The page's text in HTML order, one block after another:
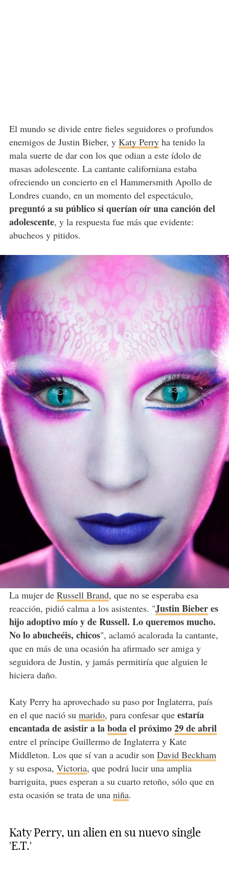
El mundo se divide entre fieles seguidores o profundos
enemigos de Justin Bieber, y Katy Perryha tenido la
mala suerte de dar con los que odian a este ídolo de
masas adolescente. La cantante californiana estaba
ofreciendo un concierto en el Hammersmith Apollo de
Londres cuando, en un momento del espectáculo,
preguntó a su público si querían oír una canción del
adolescente, y la respuesta fue más que evidente:
abucheos y pitidos.
La mujer de Russell Brand, que no se esperaba esa
reacción, pidió calma a los asistentes. "Justin Bieberes
hijo adoptivo mío y de Russell. Lo queremos mucho.
No lo abucheéis, chicos", aclamó acalorada la cantante,
que en más de una ocasión ha afirmado ser amiga y
seguidora de Justin, y jamás permitiría que alguien le
hiciera daño.
Katy Perry ha aprovechado su paso por Inglaterra, país
en el que nació su marido, para confesar que estaría
encantada de asistir a labodael próximo29 de abril
entre el príncipe Guillermo de Inglaterra y Kate
Middleton. Los que sí van a acudir son David Beckham
y su esposa, Victoria, que podrá lucir una amplia
barriguita, pues esperan a su cuarto retoño, sólo que en
esta ocasión se trata de una niña.
Katy Perry, un alien en su nuevo single
'E.T.'